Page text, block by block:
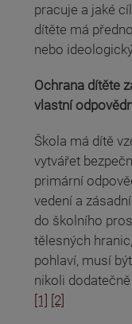
pracuje a jaké
dítěte má
nebo
Ochrana dítěte
vlastní
Škola má dítě
vytvářet
primární
vedení a
do školního
tělesných
pohlaví, musí
nikoli
[1]
[2]